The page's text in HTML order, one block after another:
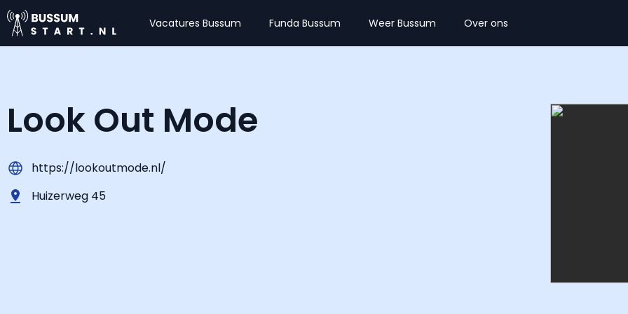
Vacatures Bussum Funda Bussum Weer Bussum Over ons
Look Out Mode
https://lookoutmode.nl/
Huizerweg 45